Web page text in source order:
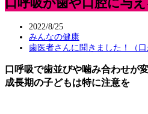
口呼吸が歯や口腔に与
2022/8/25
みんなの健康
歯医者さんに聞きました！（口
口呼吸で歯並びや噛み合わせが
成長期の子どもは特に注意を